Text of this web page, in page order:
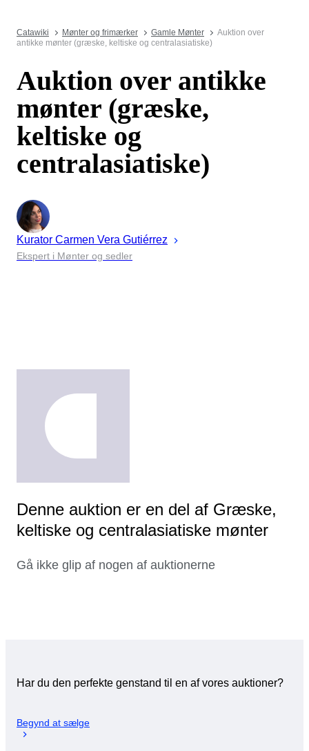
Catawiki Mønter og frimærker Gamle Mønter
Auktion over
antikke mønter (græske, keltiske og centralasiatiske)
Auktion over antikke
mønter (græske,
keltiske og
centralasiatiske)
Kurator Carmen Vera Gutiérrez
Ekspert i Mønter og sedler
Denne auktion er en del af Græske,
keltiske og centralasiatiske mønter
Gå ikke glip af nogen af auktionerne
Har du den perfekte genstand til en af vores auktioner?
Begynd at sælge